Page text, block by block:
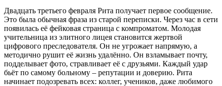
Двадцать третьего февраля Рита получает первое сообщение.
Это была обычная фраза из старой переписки. Через час в сети
появилась её фейковая страница с компроматом. Молодая
учительница из элитного лицея становится жертвой
цифрового преследователя. Он не угрожает напрямую, а
методично рушит её жизнь удалённо. Он взламывает почту,
подделывает фото, стравливает её с друзьями. Каждый удар
бьёт по самому больному – репутации и доверию. Рита
начинает подозревать всех: коллег, учеников, даже любимого